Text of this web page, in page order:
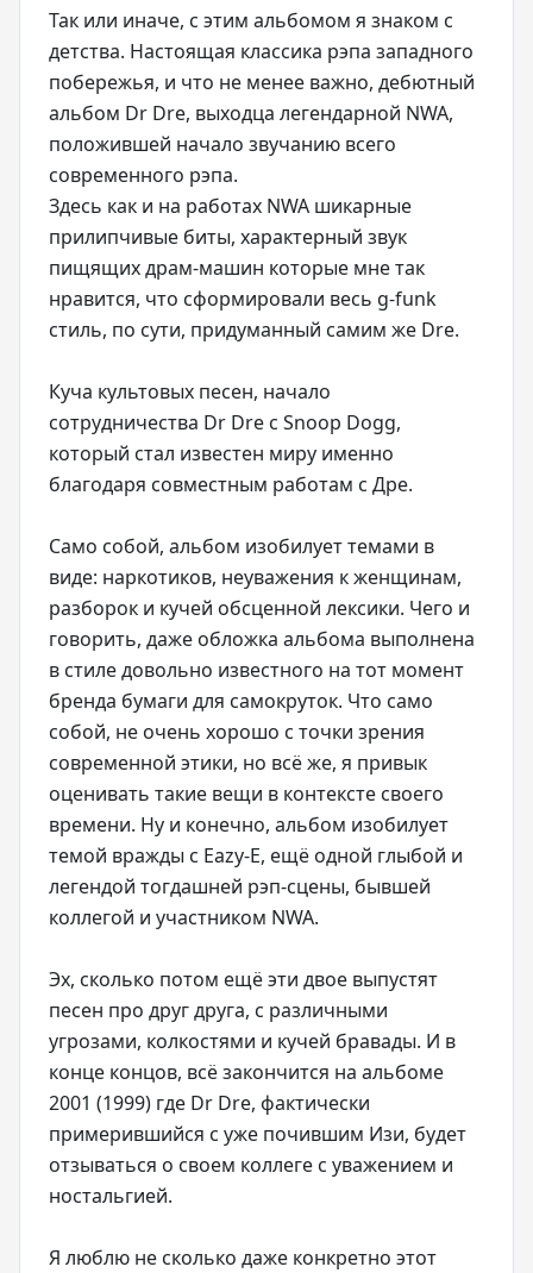
Так или иначе, с этим альбомом я знаком с
детства. Настоящая классика рэпа западного
побережья, и что не менее важно, дебютный
альбом Dr Dre, выходца легендарной NWA,
положившей начало звучанию всего
современного рэпа.
Здесь как и на работах NWA шикарные
прилипчивые биты, характерный звук
пищящих драм-машин которые мне так
нравится, что сформировали весь g-funk
стиль, по сути, придуманный самим же Dre.
Куча культовых песен, начало
сотрудничества Dr Dre с Snoop Dogg,
который стал известен миру именно
благодаря совместным работам с Дре.
Само собой, альбом изобилует темами в
виде: наркотиков, неуважения к женщинам,
разборок и кучей обсценной лексики. Чего и
говорить, даже обложка альбома выполнена
в стиле довольно известного на тот момент
бренда бумаги для самокруток. Что само
собой, не очень хорошо с точки зрения
современной этики, но всё же, я привык
оценивать такие вещи в контексте своего
времени. Ну и конечно, альбом изобилует
темой вражды с Eazy-E, ещё одной глыбой и
легендой тогдашней рэп-сцены, бывшей
коллегой и участником NWA.
Эх, сколько потом ещё эти двое выпустят
песен про друг друга, с различными
угрозами, колкостями и кучей бравады. И в
конце концов, всё закончится на альбоме
2001 (1999) где Dr Dre, фактически
примерившийся с уже почившим Изи, будет
отзываться о своем коллеге с уважением и
ностальгией.
Я люблю не сколько даже конкретно этот